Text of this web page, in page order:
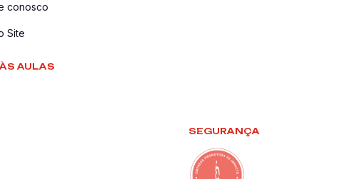
conosco
Site
AULAS
SEGURANÇA